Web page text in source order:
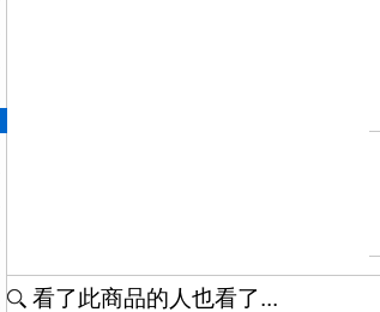
看了此商品的人也看了...